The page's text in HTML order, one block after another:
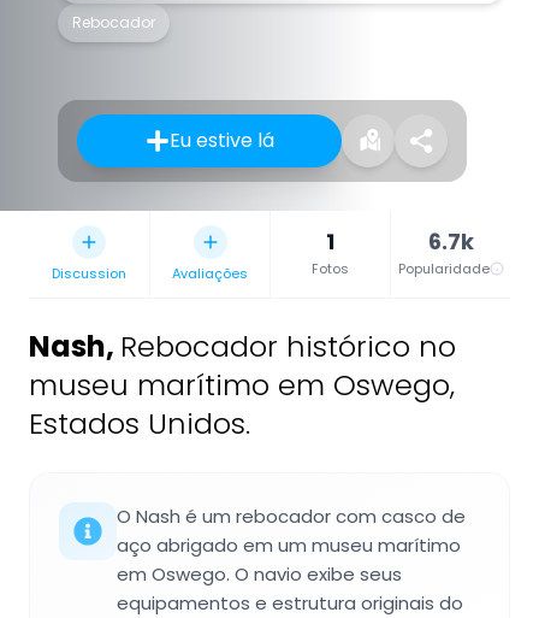
Rebocador
Eu estive lá
Discussion Avaliações
1
Fotos
6.7k
Popularidade
Nash, Rebocador histórico no
museu marítimo em Oswego,
Estados Unidos.
O Nash é um rebocador com casco de
aço abrigado em um museu marítimo
em Oswego. O navio exibe seus
equipamentos e estrutura originais do